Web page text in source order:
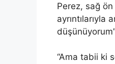
Perez, sağ ön
“Ama tabii ki